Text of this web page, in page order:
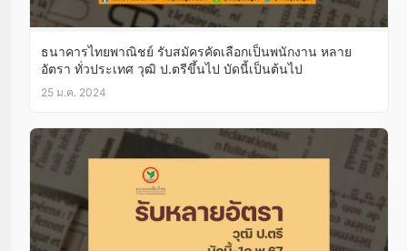
ธนาคารไทยพาณิชย์ รับสมัครคัดเลือกเป็นพนักงาน หลาย
อัตรา ทั่วประเทศ วุฒิ ป.ตรีขึ้นไป บัดนี้เป็นต้นไป
25 ม.ค. 2024